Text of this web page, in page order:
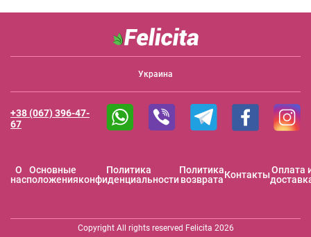
Украина
O
нас
Основные
положения
Политика
конфиденциальности
Политика
возвратаКонтактыОплата
+38 (067) 396-47-
67
Copyright All rights reserved Felicita 2026